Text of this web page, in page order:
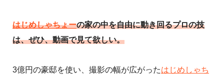
はじめしゃちょーの家の中を自由に動き回るプロの技
は、ぜひ、動画で見て欲しい。
3億円の豪邸を使い、撮影の幅が広がったはじめしゃち